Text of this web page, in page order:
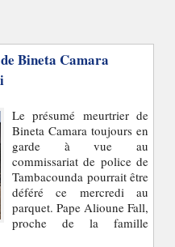
Bineta Camara
Le présumé meurtrier de
Bineta Camara toujours en
garde à vue au
commissariat de police de
Tambacounda pourrait être
déféré ce mercredi au
parquet. Pape Alioune Fall,
proche de la famille